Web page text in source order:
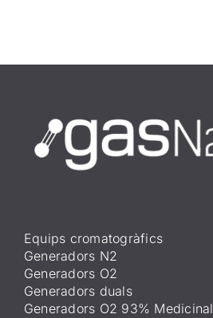
Equips cromatogràfics
Generadors N2
Generadors O2
Generadors duals
Generadors O2 93% Medicinal